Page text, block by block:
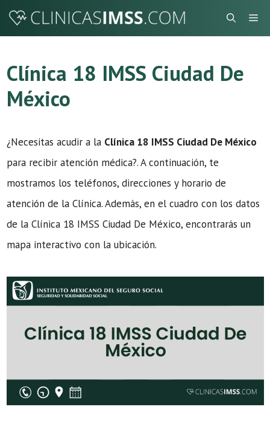
Saltar
Clínica 18 IMSS Ciudad De
México
¿Necesitas acudir a la Clínica 18 IMSS Ciudad De México
para recibir atención médica?. A continuación, te
mostramos los teléfonos, direcciones y horario de
atención de la Clínica. Además, en el cuadro con los datos
de la Clínica 18 IMSS Ciudad De México, encontrarás un
mapa interactivo con la ubicación.